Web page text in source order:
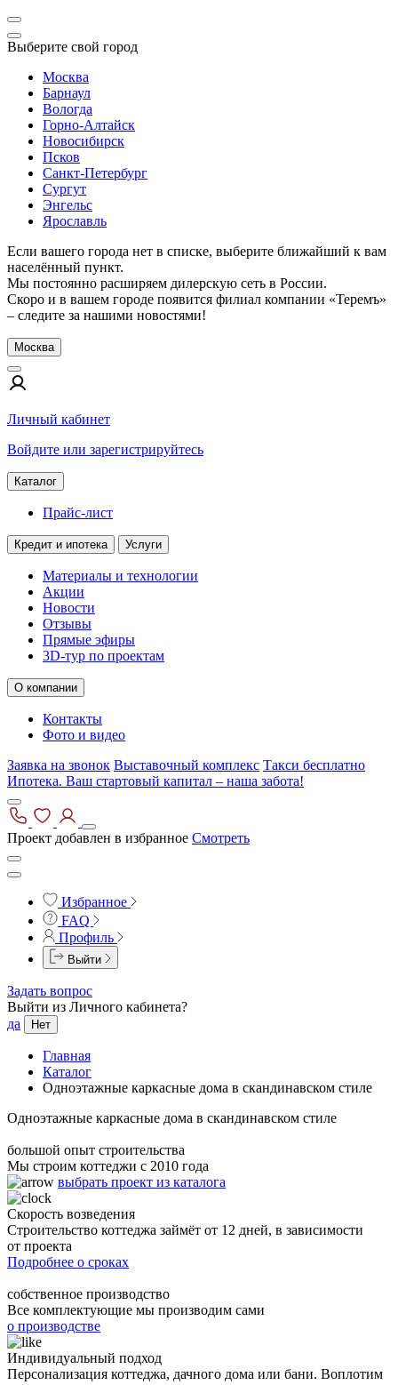
Выберите свой город
Москва
Барнаул
Вологда
Горно-Алтайск
Новосибирск
Псков
Санкт-Петербург
Сургут
Энгельс
Ярославль
Если вашего города нет в списке, выберите ближайший к вам
населённый пункт.
Мы постоянно расширяем дилерскую сеть в России.
Скоро и в вашем городе появится филиал компании «Теремъ»
– следите за нашими новостями!
Москва
Личный кабинет
Войдите или зарегистрируйтесь
Каталог
Прайс-лист
Кредит и ипотека Услуги
Материалы и технологии
Акции
Новости
Отзывы
Прямые эфиры
3D-тур по проектам
О компании
Контакты
Фото и видео
Заявка на звонок Выставочный комплекс Такси бесплатно
Ипотека. Ваш стартовый капитал – наша забота!
Проект добавлен в избранное Смотреть
Избранное
FAQ
Профиль
Выйти
Задать вопрос
Выйти из Личного кабинета?
да
Нет
Главная
Каталог
Одноэтажные каркасные дома в скандинавском стиле
Одноэтажные каркасные дома в скандинавском стиле
большой опыт строительства
Мы строим коттеджи с 2010 года
выбрать проект из каталога
Скорость возведения
Строительство коттеджа займёт от 12 дней, в зависимости
от проекта
Подробнее о сроках
собственное производство
Все комплектующие мы производим сами
о производстве
Индивидуальный подход
Персонализация коттеджа, дачного дома или бани. Воплотим